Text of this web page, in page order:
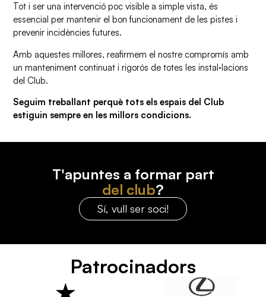
Tot i ser una intervenció poc visible a simple vista, és
essencial per mantenir el bon funcionament de les pistes i
prevenir incidències futures.
Amb aquestes millores, reafirmem el nostre compromís amb
un manteniment continuat i rigorós de totes les instal·lacions
del Club.
Seguim treballant perquè tots els espais del Club
estiguin sempre en les millors condicions.
T'apuntes a formar part
del club?
Sí, vull ser soci!
Patrocinadors